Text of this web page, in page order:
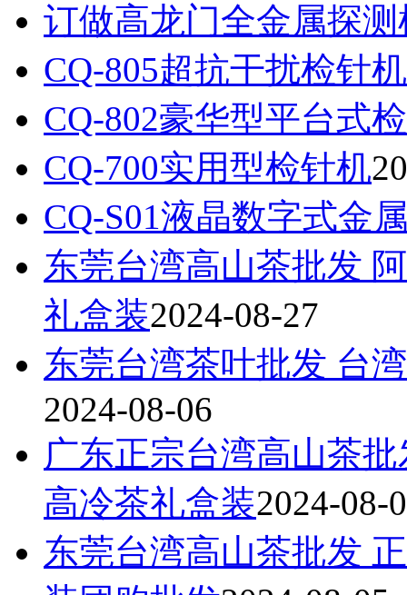
订做高龙门全金属探测
CQ-805超抗干扰检针机
CQ-802豪华型平台式
CQ-700实用型检针机
CQ-S01液晶数字式金
东莞台湾高山茶批发
礼盒装2024-08-27
东莞台湾茶叶批发 台
2024-08-06
广东正宗台湾高山茶
高冷茶礼盒装2024-08-
东莞台湾高山茶批发